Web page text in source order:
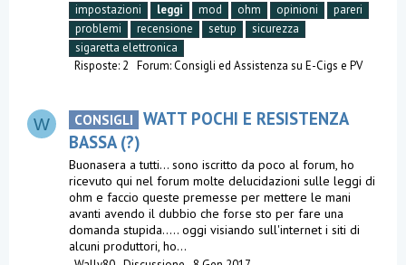
impostazioni
leggi mod ohm opinioni
pareri
problemi
recensione setup
sicurezza
sigaretta elettronica
Risposte: 2 Forum:Consigli ed Assistenza su E-Cigs e PV
W CONSIGLI
WATT POCHI E RESISTENZA
BASSA (?)
Buonasera a tutti... sono iscritto da poco al forum, ho
ricevuto qui nel forum molte delucidazioni sulle leggi di
ohm e faccio queste premesse per mettere le mani
avanti avendo il dubbio che forse sto per fare una
domanda stupida..... oggi visiando sull'internet i siti di
alcuni produttori, ho...